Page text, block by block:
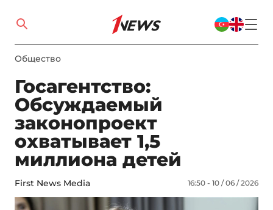
Общество
Госагентство:
Обсуждаемый
законопроект
охватывает 1,5
миллиона детей
First News Media 16:50 - 10 / 06 / 2026